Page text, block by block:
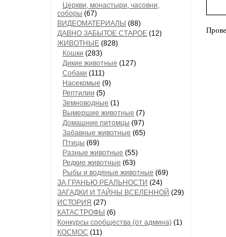
Церкви, монастыри, часовни,
соборы (67)
ВИДЕОМАТЕРИАЛЫ (88)
ДАВНО ЗАБЫТОЕ СТАРОЕ (12)
ЖИВОТНЫЕ (828)
Кошки (283)
Дикие животные (127)
Собаки (111)
Насекомые (9)
Рептилии (5)
Земноводные (1)
Вымершие животные (7)
Домашние питомцы (97)
Забавные животные (65)
Птицы (69)
Разные животные (55)
Редкие животные (63)
Рыбы и водяные животные (69)
ЗА ГРАНЬЮ РЕАЛЬНОСТИ (24)
ЗАГАДКИ И ТАЙНЫ ВСЕЛЕННОЙ (29)
ИСТОРИЯ (27)
КАТАСТРОФЫ (6)
Конкурсы сообщества (от админа) (1)
КОСМОС (11)